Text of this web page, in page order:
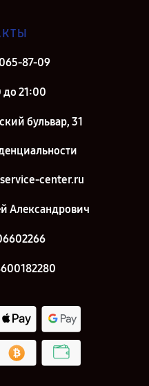
87-09
21:00
бульвар, 31
center.ru
Александрович